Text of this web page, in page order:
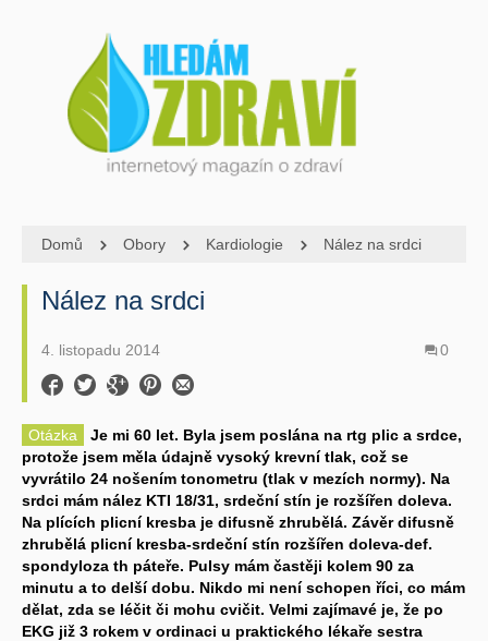
Domů Obory Kardiologie Nález na srdci
Nález na srdci
4. listopadu 2014 0
Otázka
Je mi 60 let. Byla jsem poslána na rtg plic a srdce,
protože jsem měla údajně vysoký krevní tlak, což se
vyvrátilo 24 nošením tonometru (tlak v mezích normy). Na
srdci mám nález KTI 18/31, srdeční stín je rozšířen doleva.
Na plících plicní kresba je difusně zhrubělá. Závěr difusně
zhrubělá plicní kresba-srdeční stín rozšířen doleva-def.
spondyloza th páteře. Pulsy mám častěji kolem 90 za
minutu a to delší dobu. Nikdo mi není schopen říci, co mám
dělat, zda se léčit či mohu cvičit. Velmi zajímavé je, že po
EKG již 3 rokem v ordinaci u praktického lékaře sestra